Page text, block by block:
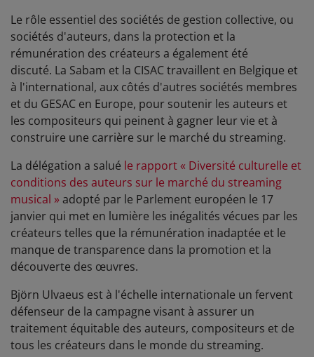
Le rôle essentiel des sociétés de gestion collective, ou
sociétés d'auteurs, dans la protection et la
rémunération des créateurs a également été
discuté. La Sabam et la CISAC travaillent en Belgique et
à l'international, aux côtés d'autres sociétés membres
et du GESAC en Europe, pour soutenir les auteurs et
les compositeurs qui peinent à gagner leur vie et à
construire une carrière sur le marché du streaming.
La délégation a salué le rapport « Diversité culturelle et
conditions des auteurs sur le marché du streaming
musical »adopté par le Parlement européen le 17
janvier qui met en lumière les inégalités vécues par les
créateurs telles que la rémunération inadaptée et le
manque de transparence dans la promotion et la
découverte des œuvres.
Björn Ulvaeus est à l'échelle internationale un fervent
défenseur de la campagne visant à assurer un
traitement équitable des auteurs, compositeurs et de
tous les créateurs dans le monde du streaming.